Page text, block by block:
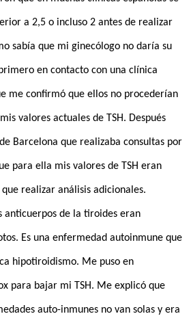
a 2,5 o incluso 2 antes de realizar
sabía que mi ginecólogo no daría su
en contacto con una clínica
me confirmó que ellos no procederían
valores actuales de TSH. Después
Barcelona que realizaba consultas por
para ella mis valores de TSH eran
realizar análisis adicionales.
anticuerpos de la tiroides eran
Es una enfermedad autoinmune que
hipotiroidismo. Me puso en
para bajar mi TSH. Me explicó que
auto-inmunes no van solas y era